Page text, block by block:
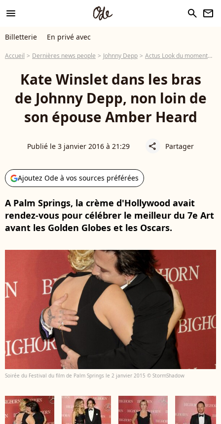
menu search newsletter
Billetterie En privé avec
Accueil Dernières news people Johnny Depp Actus Look du moment
Kate Winslet dans les bras
de Johnny Depp, non loin de
son épouse Amber Heard
Publié le 3 janvier 2016 à 21:29 share Partager
Ajoutez Ode à vos sources préférées
A Palm Springs, la crème d'Hollywood avait
rendez-vous pour célébrer le meilleur du 7e Art
avant les Golden Globes et les Oscars.
Soirée du Festival du film de Palm Springs le 2 janvier 2015 © StormShadow